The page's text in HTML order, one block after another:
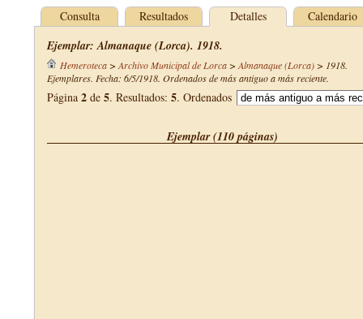
Consulta Resultados Detalles Calendario
Ejemplar: Almanaque (Lorca). 1918.
Hemeroteca> Archivo Municipal de Lorca> Almanaque (Lorca)> 1918.
Ejemplares. Fecha: 6/5/1918. Ordenados de más antiguo a más reciente.
Página 2 de 5. Resultados: 5. Ordenados
Ejemplar (110 páginas)